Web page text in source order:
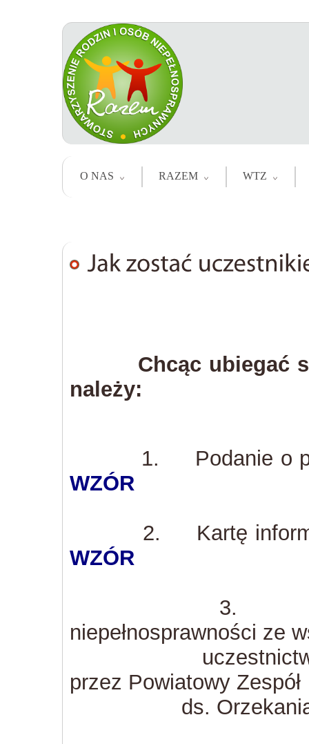
O NAS RAZEM WTZ
Chcąc ubiegać
należy:
1. Podanie o
WZÓR
2. Kartę
WZÓR
3. Ważne
niepełnosprawności ze
uczestnictwa w
przez Powiatowy Zespół
ds. Orzekania o